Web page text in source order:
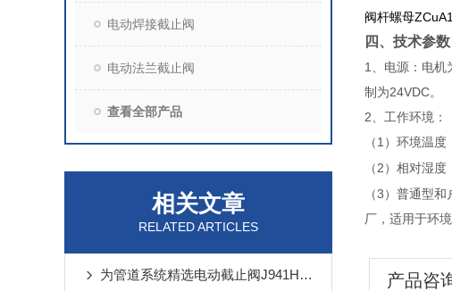
电动焊接截止阀
电动法兰截止阀
查看全部产品
相关文章
RELATED ARTICLES
为管道系统精选电动截止阀J941H-16 DN80
阀杆螺母
四、技术参数
1、电源：电机
制为24VDC。
2、工作环境：
（1）环境温
（2）相对湿
（3）普通型
厂，适用于环
产品咨